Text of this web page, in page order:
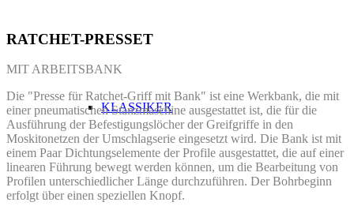
KLASSIKER
RATCHET-PRESSET
MIT ARBEITSBANK
Die "Presse für Ratchet-Griff mit Bank" ist eine Werkbank, die mit
einer pneumatischen Stanzmaschine ausgestattet ist, die für die
Ausführung der Befestigungslöcher der Greifgriffe in den
Moskitonetzen der Umschlagserie eingesetzt wird. Die Bank ist mit
einem Paar Dichtungselemente der Profile ausgestattet, die auf einer
linearen Führung bewegt werden können, um die Bearbeitung von
Profilen unterschiedlicher Länge durchzuführen. Der Bohrbeginn
erfolgt über einen speziellen Knopf.